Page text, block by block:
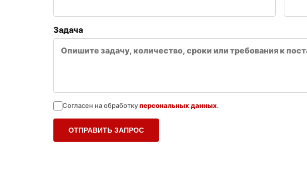
Задача
Согласен на обработкуперсональных данных.
ОТПРАВИТЬ ЗАПРОС